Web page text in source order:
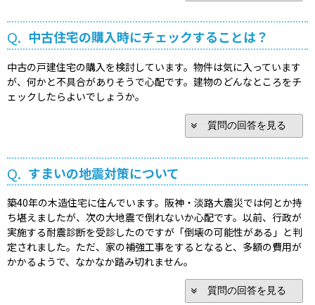
Q. 中古住宅の購入時にチェックすることは？
中古の戸建住宅の購入を検討しています。物件は気に入っています
が、何かと不具合がありそうで心配です。建物のどんなところをチ
ェックしたらよいでしょうか。
質問の回答を見る
Q. すまいの地震対策について
築40年の木造住宅に住んでいます。阪神・淡路大震災では何とか持
ち堪えましたが、次の大地震で倒れないか心配です。以前、行政が
実施する耐震診断を受診したのですが「倒壊の可能性がある」と判
定されました。ただ、家の補強工事をするとなると、多額の費用が
かかるようで、なかなか踏み切れません。
質問の回答を見る